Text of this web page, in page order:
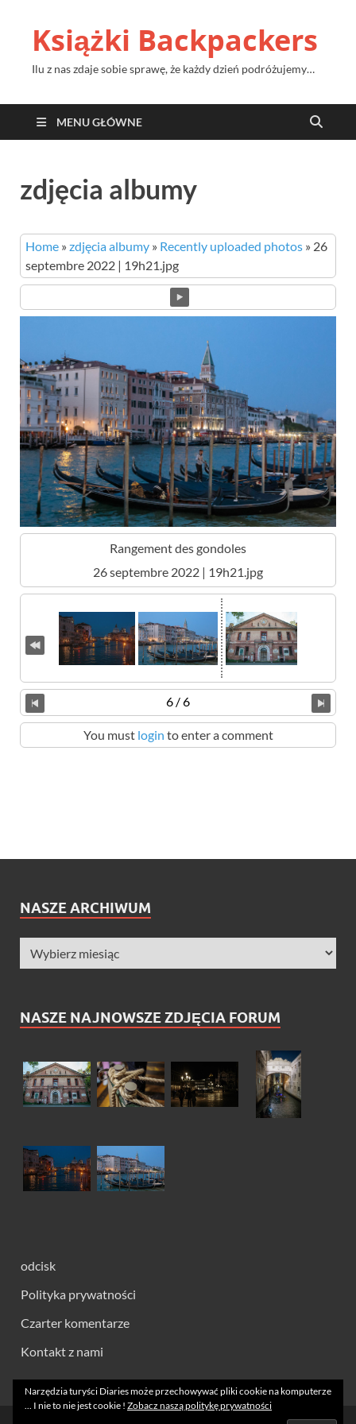
Książki Backpackers
Ilu z nas zdaje sobie sprawę, że każdy dzień podróżujemy…
MENU GŁÓWNE
zdjęcia albumy
Home » zdjęcia albumy » Recently uploaded photos » 26
septembre 2022 | 19h21.jpg
Rangement des gondoles
26 septembre 2022 | 19h21.jpg
6 / 6
You must login to enter a comment
NASZE ARCHIWUM
NASZE NAJNOWSZE ZDJĘCIA FORUM
odcisk
Polityka prywatności
Czarter komentarze
Kontakt z nami
Narzędzia turyści Diaries może przechowywać pliki cookie na komputerze
... I nie to nie jest cookie ! Zobacz naszą politykę prywatności